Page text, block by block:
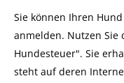
Sie können Ihren
anmelden. Nutzen Sie
Hundesteuer". Sie
steht auf deren